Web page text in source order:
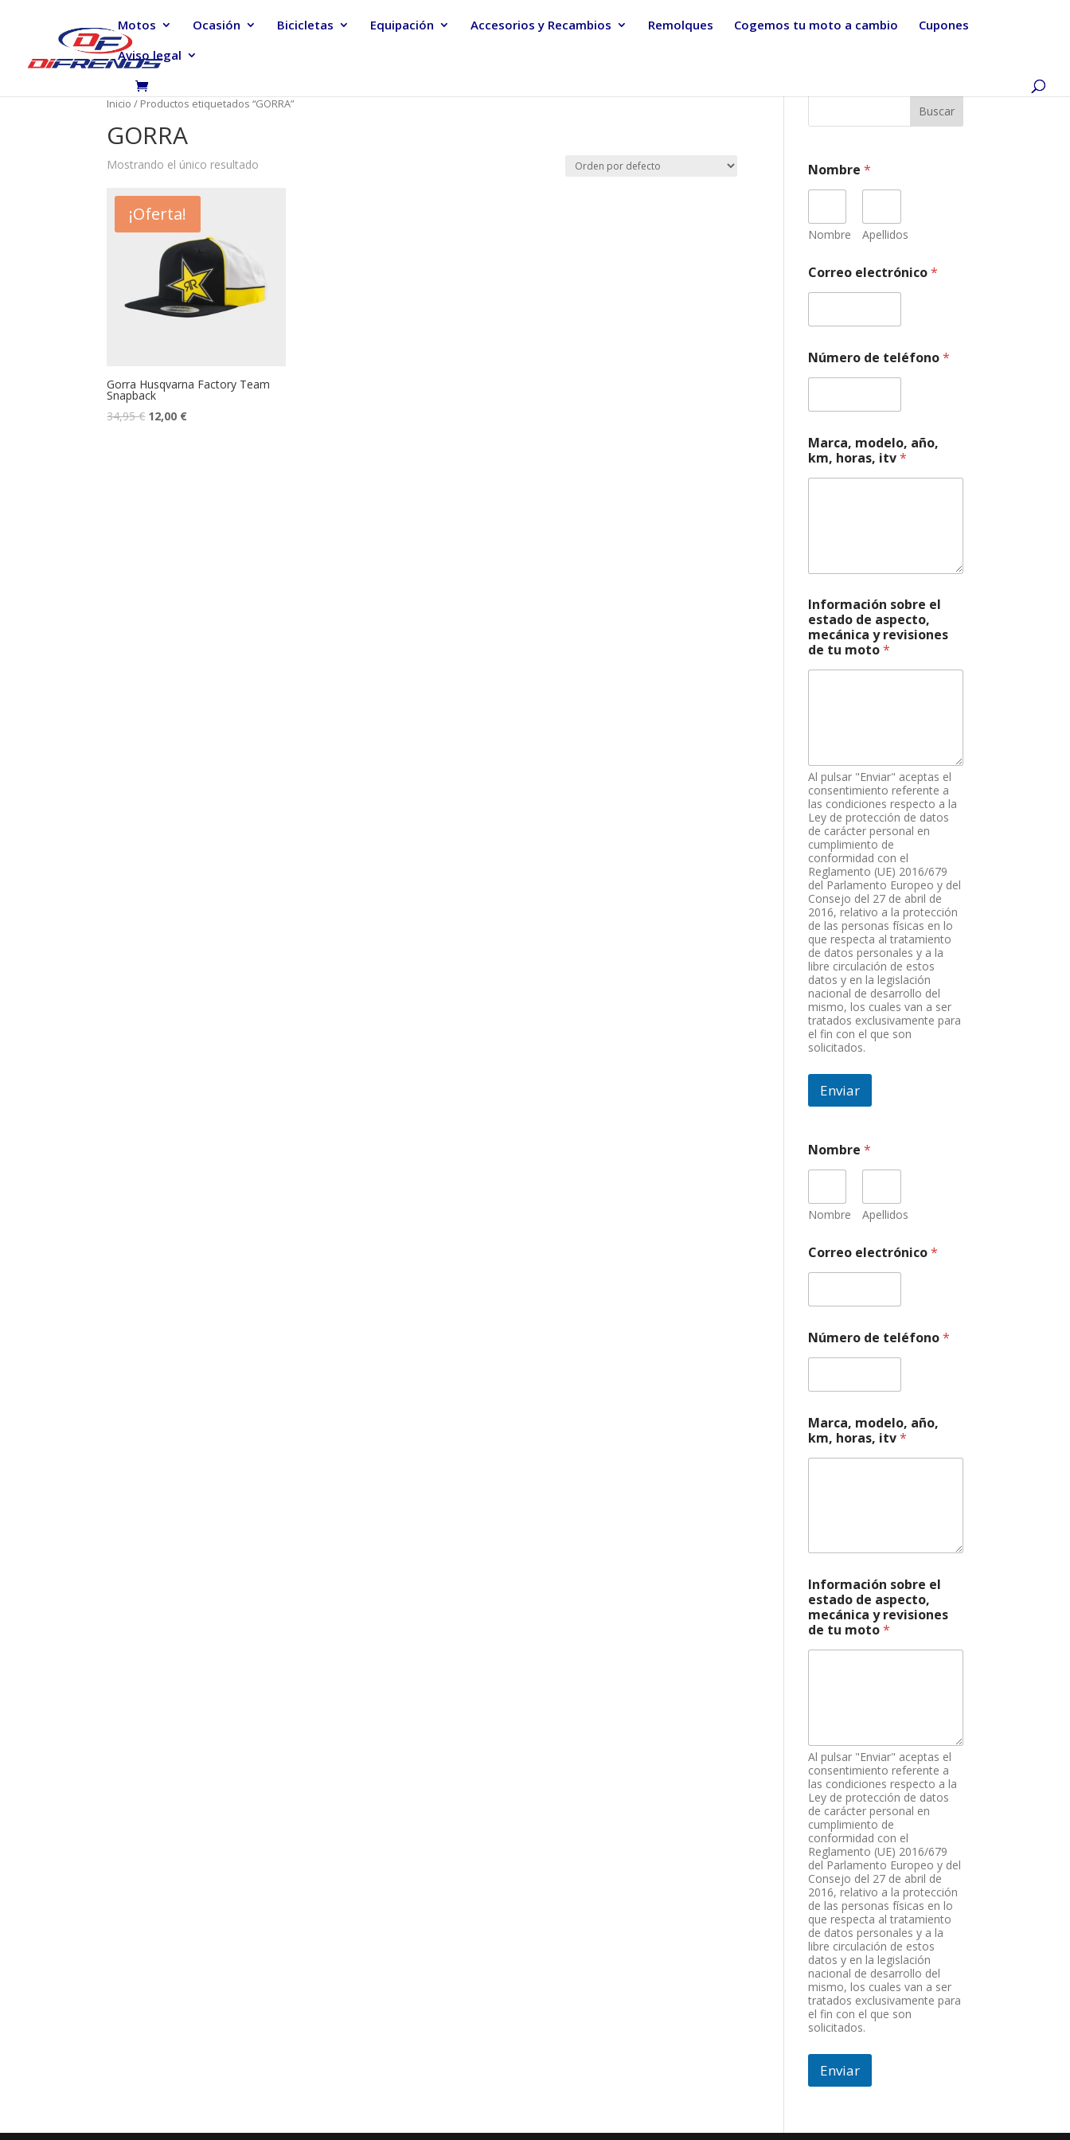
Motos Ocasión Bicicletas Equipación Accesorios y Recambios Remolques Cogemos tu moto a cambio
Cupones
Aviso legal
Inicio / Productos etiquetados “GORRA”
GORRA
Mostrando el único resultado
¡Oferta!
Gorra Husqvarna Factory Team
Snapback
34,95€ 12,00 €
Buscar
Nombre*
Nombre Apellidos
Correo electrónico*
o
r
e
d
e
*
Número de teléfono*
Marca, modelo, año,
km, horas, itv*
Información sobre el
estado de aspecto,
mecánica y revisiones
de tu moto*
Al pulsar "Enviar" aceptas el
consentimiento referente a
las condiciones respecto a la
Ley de protección de datos
de carácter personal en
cumplimiento de
conformidad con el
Reglamento (UE) 2016/679
del Parlamento Europeo y del
Consejo del 27 de abril de
2016, relativo a la protección
de las personas físicas en lo
que respecta al tratamiento
de datos personales y a la
libre circulación de estos
datos y en la legislación
nacional de desarrollo del
mismo, los cuales van a ser
tratados exclusivamente para
el fin con el que son
solicitados.
Enviar
Nombre*
Nombre Apellidos
Correo electrónico*
Número de teléfono*
ú
m
e
i
t
v
Marca, modelo, año,
km, horas, itv*
Información sobre el
estado de aspecto,
mecánica y revisiones
de tu moto*
Al pulsar "Enviar" aceptas el
consentimiento referente a
las condiciones respecto a la
Ley de protección de datos
de carácter personal en
cumplimiento de
conformidad con el
Reglamento (UE) 2016/679
del Parlamento Europeo y del
Consejo del 27 de abril de
2016, relativo a la protección
de las personas físicas en lo
que respecta al tratamiento
de datos personales y a la
libre circulación de estos
datos y en la legislación
nacional de desarrollo del
mismo, los cuales van a ser
tratados exclusivamente para
el fin con el que son
solicitados.
Enviar